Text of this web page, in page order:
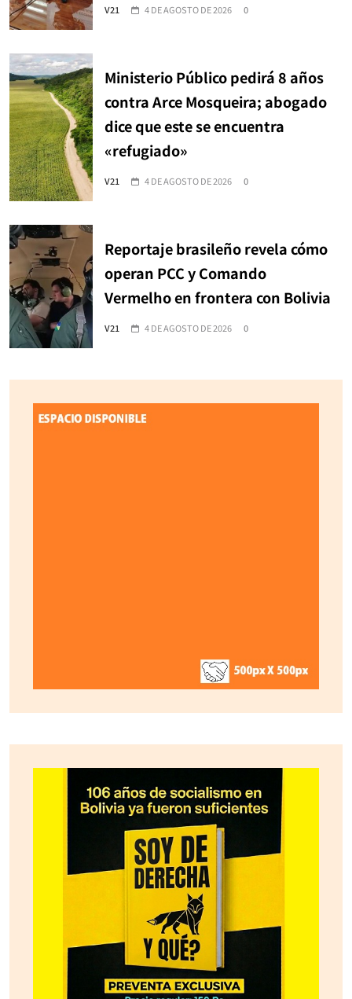
V21 4 DE AGOSTO DE 2026 0
Ministerio Público pedirá 8 años
contra Arce Mosqueira; abogado
dice que este se encuentra
«refugiado»
V21 4 DE AGOSTO DE 2026 0
Reportaje brasileño revela cómo
operan PCC y Comando
Vermelho en frontera con Bolivia
V21 4 DE AGOSTO DE 2026 0